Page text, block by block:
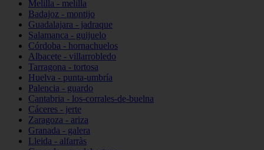
Melilla - melilla
Badajoz - montijo
Guadalajara - jadraque
Salamanca - guijuelo
Córdoba - hornachuelos
Albacete - villarrobledo
Tarragona - tortosa
Huelva - punta-umbría
Palencia - guardo
Cantabria - los-corrales-de-buelna
Cáceres - jerte
Zaragoza - ariza
Granada - galera
Lleida - alfarràs